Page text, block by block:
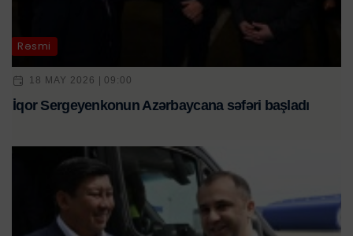
Rəsmi
18 MAY 2026 | 09:00
İqor Sergeyenkonun Azərbaycana səfəri başladı